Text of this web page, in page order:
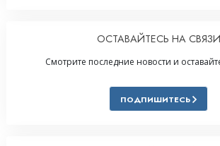
ОСТАВАЙТЕСЬ НА СВЯЗИ
Смотрите последние новости и
ПОДПИШИТЕСЬ